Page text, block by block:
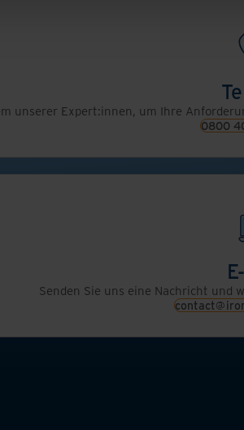
unserer Expert:innen, um Ihre
0800
Senden Sie uns eine Nachricht und